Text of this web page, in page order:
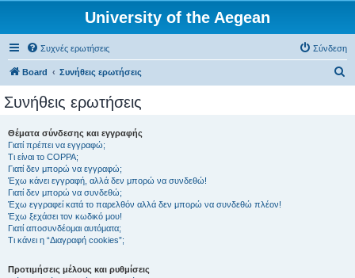
University of the Aegean
Συχνές ερωτήσεις Σύνδεση
Board Συνήθεις ερωτήσεις
Συνήθεις ερωτήσεις
Θέματα σύνδεσης και εγγραφής
Γιατί πρέπει να εγγραφώ;
Τι είναι το COPPA;
Γιατί δεν μπορώ να εγγραφώ;
Έχω κάνει εγγραφή, αλλά δεν μπορώ να συνδεθώ!
Γιατί δεν μπορώ να συνδεθώ;
Έχω εγγραφεί κατά το παρελθόν αλλά δεν μπορώ να συνδεθώ πλέον!
Έχω ξεχάσει τον κωδικό μου!
Γιατί αποσυνδέομαι αυτόματα;
Τι κάνει η “Διαγραφή cookies”;
Προτιμήσεις μέλους και ρυθμίσεις